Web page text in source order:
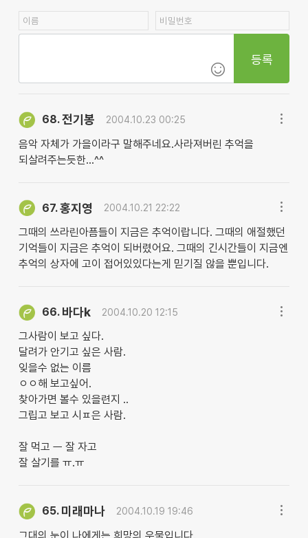
등록
68.전기봉 2004.10.23 00:25
음악 자체가 가을이라구 말해주네요.사라져버린 추억을
되살려주는듯한...^^
67.홍지영 2004.10.21 22:22
그때의 쓰라린아픔들이 지금은 추억이랍니다. 그때의 애절했던
기억들이 지금은 추억이 되버렸어요. 그때의 긴시간들이 지금엔
추억의 상자에 고이 접어있있다는게 믿기질 않을 뿐입니다.
66. 바다k 2004.10.20 12:15
그사람이 보고 싶다.
달려가 안기고 싶은 사람.
잊을수 없는 이름
ㅇㅇ해 보고싶어.
찾아가면 볼수 있을련지 ..
그립고 보고 시ㅍ은 사람.
잘 먹고 ㅡ 잘 자고
잘 살기를 ㅠ.ㅠ
65. 미래마나 2004.10.19 19:46